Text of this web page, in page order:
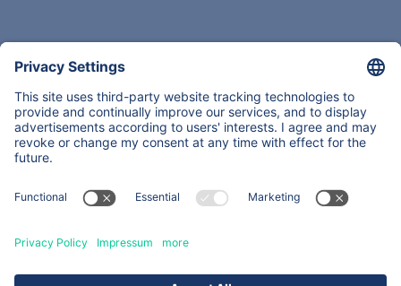
Наша команда